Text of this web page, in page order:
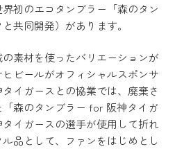
初のエコタンブラー「森のタン
共同開発）があります。
素材を使ったバリエーションが
ビールがオフィシャルスポンサ
イガースとの協業では、廃棄さ
森のタンブラー for 阪神タイガ
イガースの選手が使用して折れ
品として、ファンをはじめとし